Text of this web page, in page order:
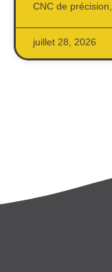
CNC de
juillet 28, 2026